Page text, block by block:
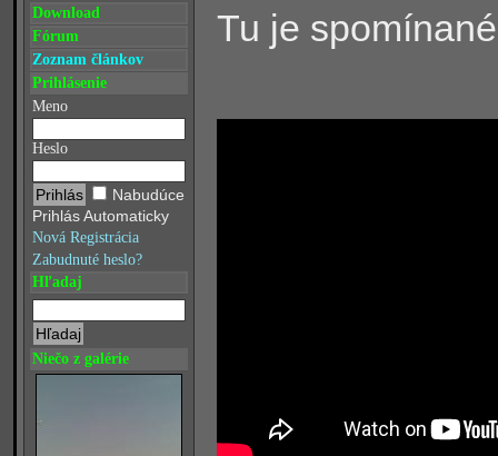
Download
Fórum
Zoznam článkov
Prihlásenie
Meno
Heslo
Nabudúce
Prihlás Automaticky
Nová Registrácia
Zabudnuté heslo?
Hľadaj
Niečo z galérie
Tu je